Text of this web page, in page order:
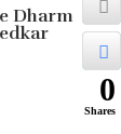
Dharm
0
Shares